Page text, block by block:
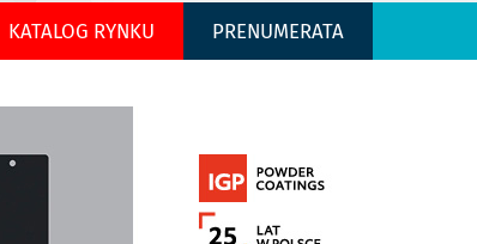
KATALOG RYNKU PRENUMERATA